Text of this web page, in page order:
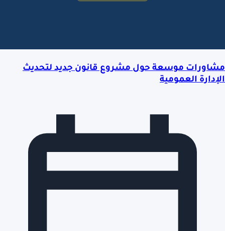
مشاورات موسعة حول مشروع قانون جديد لتحديث
الإدارة العمومية